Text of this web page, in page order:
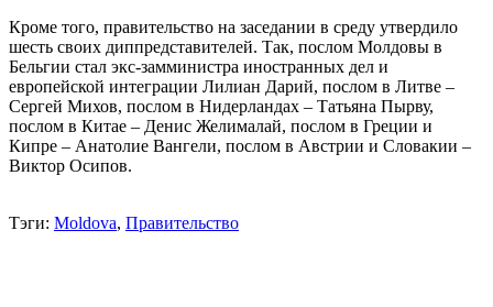
Кроме того, правительство на заседании в среду утвердило
шесть своих диппредставителей. Так, послом Молдовы в
Бельгии стал экс-замминистра иностранных дел и
европейской интеграции Лилиан Дарий, послом в Литве –
Сергей Михов, послом в Нидерландах – Татьяна Пырву,
послом в Китае – Денис Желималай, послом в Греции и
Кипре – Анатолие Вангели, послом в Австрии и Словакии –
Виктор Осипов.
Тэги: Moldova, Правительство